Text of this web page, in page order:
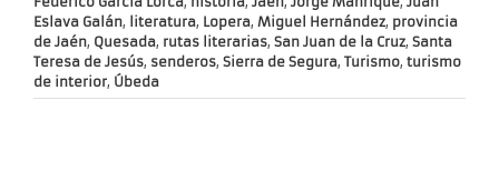
Eslava Galán, literatura, Lopera, Miguel Hernández, provincia
de Jaén, Quesada, rutas literarias, San Juan de la Cruz, Santa
Teresa de Jesús, senderos, Sierra de Segura, Turismo, turismo
de interior, Úbeda